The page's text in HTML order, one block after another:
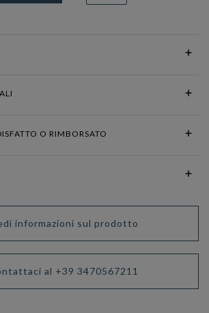
O RIMBORSATO
informazioni sul prodotto
al +39 3470567211